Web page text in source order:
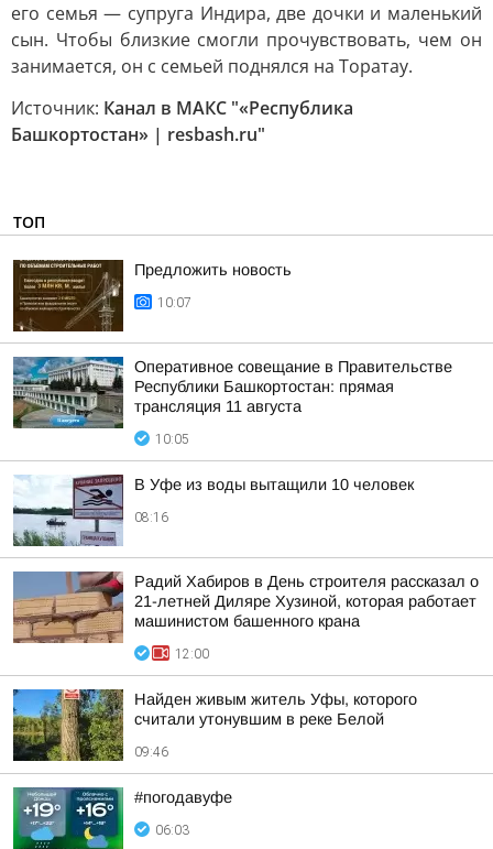
его семья — супруга Индира, две дочки и маленький
сын. Чтобы близкие смогли прочувствовать, чем он
занимается, он с семьей поднялся на Торатау.
Источник: Канал в МАКС "«Республика
Башкортостан» | resbash.ru"
ТОП
Предложить новость
10:07
Оперативное совещание в Правительстве
Республики Башкортостан: прямая
трансляция 11 августа
10:05
В Уфе из воды вытащили 10 человек
08:16
Радий Хабиров в День строителя рассказал о
21-летней Диляре Хузиной, которая работает
машинистом башенного крана
12:00
Найден живым житель Уфы, которого
считали утонувшим в реке Белой
09:46
#погодавуфе
06:03